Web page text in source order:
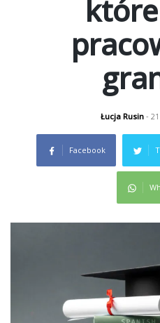
Łucja Rusin -
Facebook